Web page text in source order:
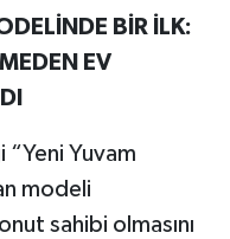
BİR İLK:
EV
Yuvam
modeli
sahibi olmasını